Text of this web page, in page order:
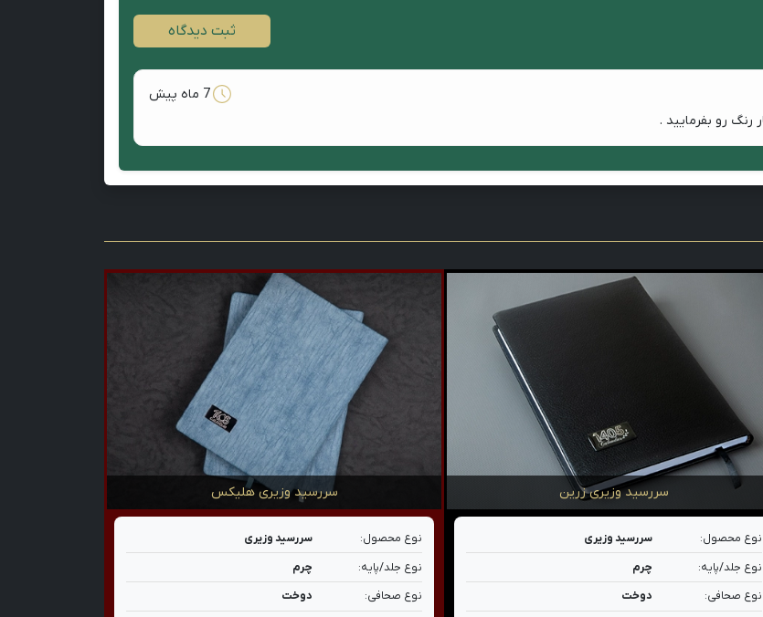
ثبت دیدگاه
7 ماه پیش
سررسید وزیری زرین
نوع محصول:
سررسید وزیری
نوع جلد/پایه:
چرم
نوع صحافی:
دوخت
سررسید وزیری هلیکس
نوع محصول:
سررسید وزیری
نوع جلد/پایه:
چرم
نوع صحافی:
دوخت